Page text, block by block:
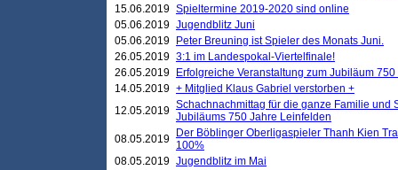
15.06.2019 Spieltermine 2019-2020 sind online
05.06.2019 Jugendblitz Juni
05.06.2019
Peter Breuning ist Spieler des Monats Juni.
26.05.2019 3:1 im Landespokal-Viertelfinale!
26.05.2019
Erfolgreiche Veranstaltung zum Jubiläum
14.05.2019 + Mitglied Klaus Gabriel verstorben +
12.05.2019 Schachnachmittag für die ganze Familie und
Jubiläums 750 Jahre Leinfelden
08.05.2019
Der Böblinger Oberligaspieler Thanh Kien
100%
08.05.2019 Jugendblitz im Mai